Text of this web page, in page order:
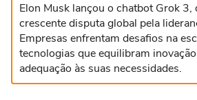
Elon Musk lançou o chatbot Grok 3,
crescente disputa global pela
Empresas enfrentam desafios na
tecnologias que equilibram
adequação às suas necessidades.